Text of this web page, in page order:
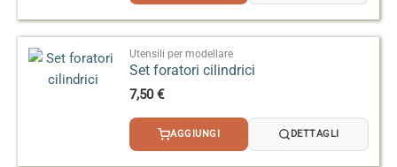
Utensili per modellare
Set foratori cilindrici
7,50€
AGGIUNGI DETTAGLI